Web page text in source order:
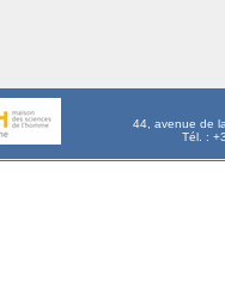
44, avenue de
Tél. :